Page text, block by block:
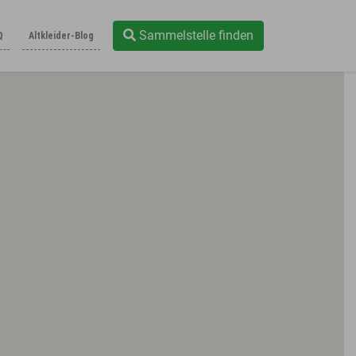
Altkleider-Blog Sammelstelle finden